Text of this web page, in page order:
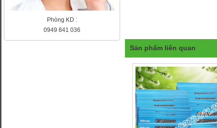
Phòng KD :
0949 841 036
Sản phẩm liên quan